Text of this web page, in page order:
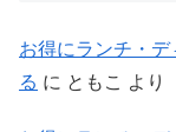
お得にランチ・デ
る に ともこ より